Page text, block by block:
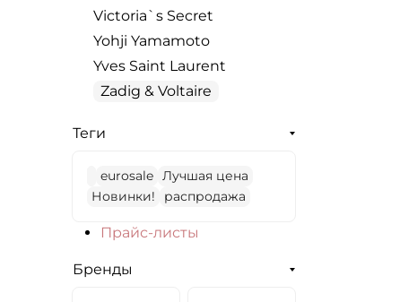
Victoria`s Secret
Yohji Yamamoto
Yves Saint Laurent
Zadig & Voltaire
Теги
eurosale Лучшая цена
Новинки!
распродажа
Прайс-листы
Бренды